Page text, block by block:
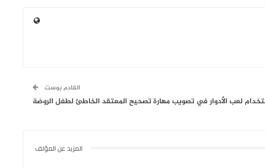
القادم بوست
لعب الأدوار في تصويب مهارة تصحيح المعتقد الخاطئ لطفل الروضة
المزيد عن المؤلف